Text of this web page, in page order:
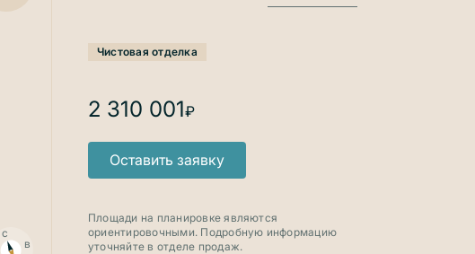
с
в
Чистовая отделка
2 310 001₽
Оставить заявку
Площади на планировке являются
ориентировочными. Подробную информацию
уточняйте в отделе продаж.